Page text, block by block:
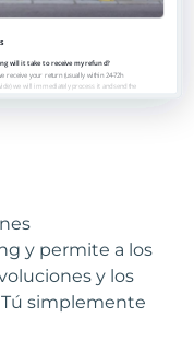
y permite a los
y los
simplemente